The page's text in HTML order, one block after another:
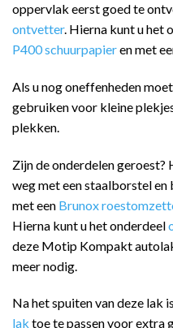
oppervlak eerst goed te
ontvetter. Hierna kunt u het
P400 schuurpapieren met
Als u nog oneffenheden
gebruiken voor kleine
plekken.
Zijn de onderdelen geroest?
weg met een staalborstel en
met een Brunox
Hierna kunt u het onderdeel
deze Motip Kompakt
meer nodig.
Na het spuiten van deze lak
lak toe te passen voor extra